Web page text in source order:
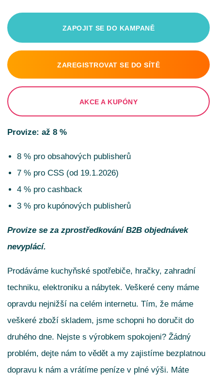
ZAPOJIT SE DO KAMPANĚ
ZAREGISTROVAT SE DO SÍTĚ
AKCE A KUPÓNY
Provize: až 8 %
8 % pro obsahových publisherů
7 % pro CSS (od 19.1.2026)
4 % pro cashback
3 % pro kupónových publisherů
Provize se za zprostředkování B2B objednávek
nevyplácí.
Prodáváme kuchyňské spotřebiče, hračky, zahradní
techniku, elektroniku a nábytek. Veškeré ceny máme
opravdu nejnižší na celém internetu. Tím, že máme
veškeré zboží skladem, jsme schopni ho doručit do
druhého dne. Nejste s výrobkem spokojeni? Žádný
problém, dejte nám to vědět a my zajistíme bezplatnou
dopravu k nám a vrátíme peníze v plné výši. Máte